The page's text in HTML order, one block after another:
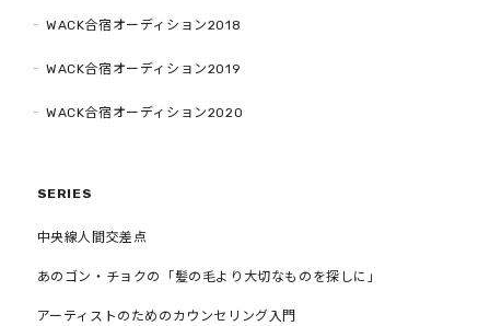
WACK合宿オーディション2018
WACK合宿オーディション2019
WACK合宿オーディション2020
SERIES
中央線人間交差点
あのゴン・チョクの「髪の毛より大切なものを探しに」
アーティストのためのカウンセリング入門